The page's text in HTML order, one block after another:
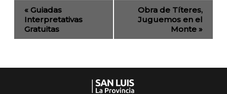
Evento
Navegación
« Guiadas
Interpretativas
Gratuitas
Obra de Títeres,
Juguemos en el
Monte »